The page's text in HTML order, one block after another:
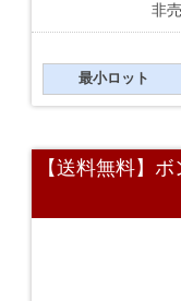
非
最小ロット
【送料無料】